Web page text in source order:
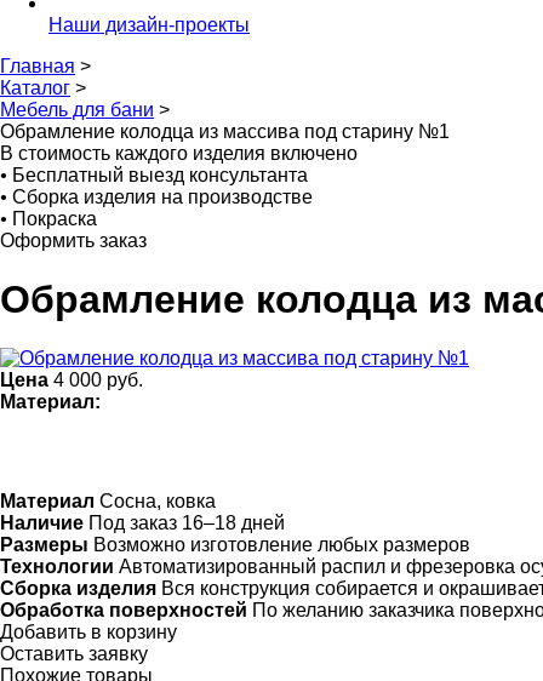
Наши дизайн-проекты
Главная >
Каталог >
Мебель для бани >
Обрамление колодца из массива под старину №1
В стоимость каждого изделия включено
• Бесплатный выезд консультанта
• Сборка изделия на производстве
• Покраска
Оформить заказ
Обрамление колодца из
Цена 4 000 руб.
Материал:
Материал Сосна, ковка
Наличие Под заказ 16–18 дней
Размеры Возможно изготовление любых размеров
Технологии Автоматизированный распил и фрезеровка
Сборка изделия Вся конструкция собирается и
Обработка поверхностей По желанию заказчика
Добавить в корзину
Оставить заявку
Похожие товары